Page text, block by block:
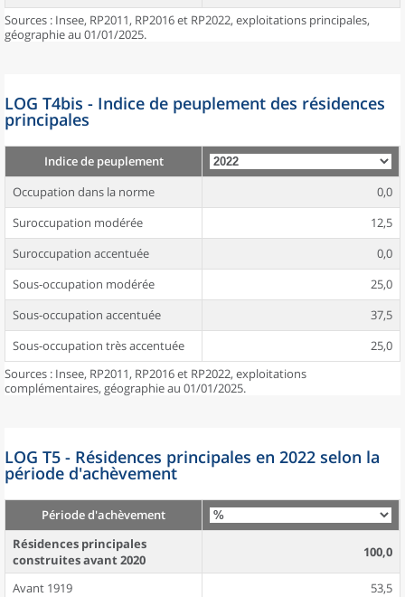
Sources : Insee, RP2011, RP2016 et RP2022, exploitations principales,
géographie au 01/01/2025.
LOG T4bis - Indice de peuplement des résidences
principales
Indice de peuplement
Occupation dans la norme
0,0
Suroccupation modérée
12,5
Suroccupation accentuée
0,0
Sous-occupation modérée
25,0
Sous-occupation accentuée
37,5
Sous-occupation très accentuée
25,0
Sources : Insee, RP2011, RP2016 et RP2022, exploitations
complémentaires, géographie au 01/01/2025.
LOG T5 - Résidences principales en 2022 selon la
période d'achèvement
Période d'achèvement
Résidences principales
construites avant 2020
100,0
Avant 1919
53,5